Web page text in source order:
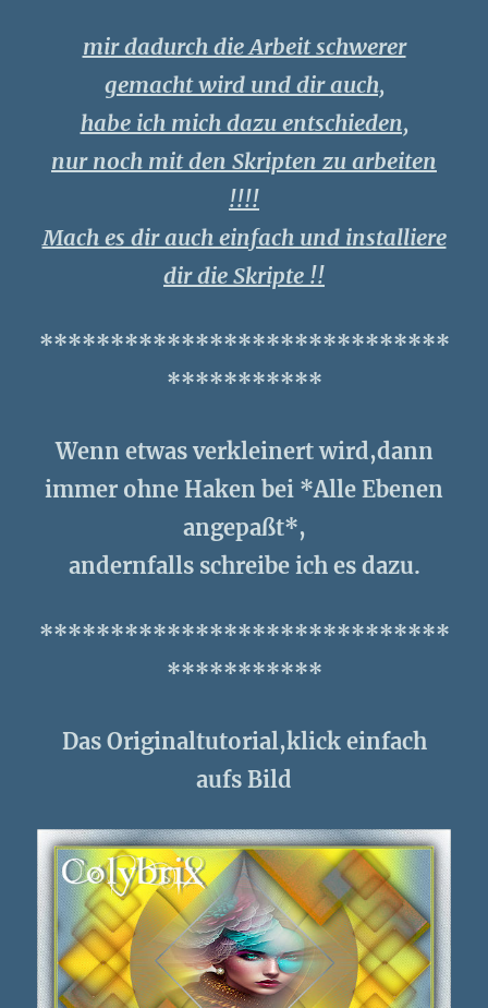
mir dadurch die Arbeit schwerer
gemacht wird und dir auch,
habe ich mich dazu entschieden,
nur noch mit den Skripten zu arbeiten
!!!!
Mach es dir auch einfach und installiere
dir die Skripte !!
*****************************
***********
Wenn etwas verkleinert wird,dann
immer ohne Haken bei *Alle Ebenen
angepaßt*,
andernfalls schreibe ich es dazu.
*****************************
***********
Das Originaltutorial,klick einfach
aufs Bild